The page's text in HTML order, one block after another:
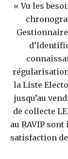
« Vu les
la Liste
jusqu’au
de collecte
au RAVIP
satisfaction